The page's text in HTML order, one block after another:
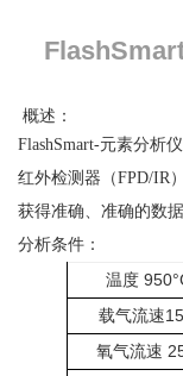
概述：
FlashSmart-元素分析
红外检测器（FPD/IR
获得准确、准确的数据
分析条件：
温度
载气流速
氧气流速